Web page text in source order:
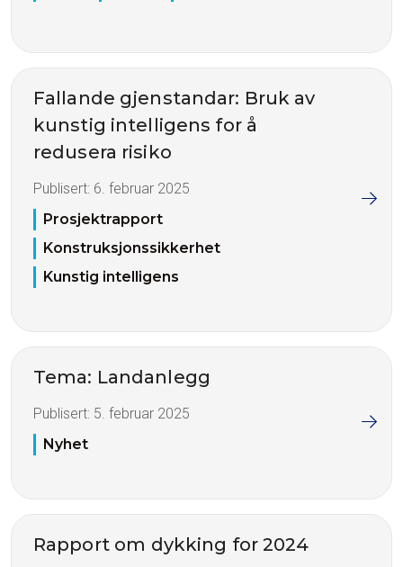
Fallande gjenstandar: Bruk av
kunstig intelligens for å
redusera risiko
Publisert: 6. februar 2025
Prosjektrapport
Konstruksjonssikkerhet
Kunstig intelligens
Tema: Landanlegg
Publisert: 5. februar 2025
Nyhet
Rapport om dykking for 2024